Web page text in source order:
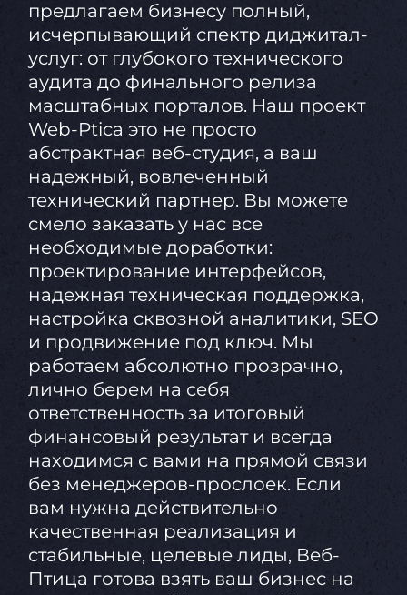
предлагаем бизнесу полный,
исчерпывающий спектр диджитал-
услуг: от глубокого технического
аудита до финального релиза
масштабных порталов. Наш проект
Web-Ptica это не просто
абстрактная веб-студия, а ваш
надежный, вовлеченный
технический партнер. Вы можете
смело заказать у нас все
необходимые доработки:
проектирование интерфейсов,
надежная техническая поддержка,
настройка сквозной аналитики, SEO
и продвижение под ключ. Мы
работаем абсолютно прозрачно,
лично берем на себя
ответственность за итоговый
финансовый результат и всегда
находимся с вами на прямой связи
без менеджеров-прослоек. Если
вам нужна действительно
качественная реализация и
стабильные, целевые лиды, Веб-
Птица готова взять ваш бизнес на